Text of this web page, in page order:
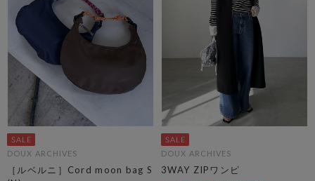
DOUX ARCHIVES
［ルベルニ］Cord moon bag S
DOUX ARCHIVES
3WAY ZIPワンピ